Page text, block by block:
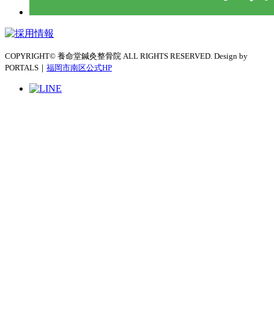
COPYRIGHT© 養命堂鍼灸整骨院 ALL RIGHTS RESERVED. Design by
PORTALS｜ 福岡市南区公式HP